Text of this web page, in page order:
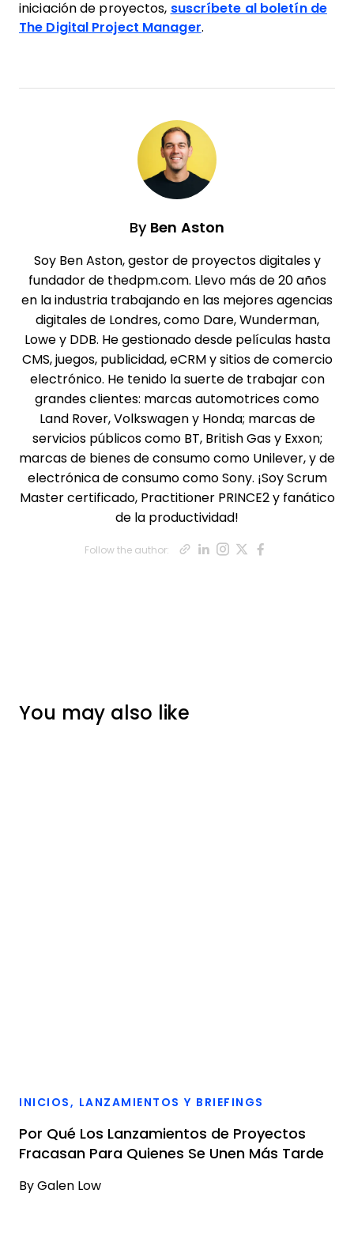
iniciación de proyectos, suscríbete al boletín de
The Digital Project Manager.
By Ben Aston
Soy Ben Aston, gestor de proyectos digitales y
fundador de thedpm.com. Llevo más de 20 años
en la industria trabajando en las mejores agencias
digitales de Londres, como Dare, Wunderman,
Lowe y DDB. He gestionado desde películas hasta
CMS, juegos, publicidad, eCRM y sitios de comercio
electrónico. He tenido la suerte de trabajar con
grandes clientes: marcas automotrices como
Land Rover, Volkswagen y Honda; marcas de
servicios públicos como BT, British Gas y Exxon;
marcas de bienes de consumo como Unilever, y de
electrónica de consumo como Sony. ¡Soy Scrum
Master certificado, Practitioner PRINCE2 y fanático
de la productividad!
Follow the author: Opens new
Opens new
Opens new
Opens
You may also like
INICIOS, LANZAMIENTOS Y BRIEFINGS
Por Qué Los Lanzamientos de Proyectos
Fracasan Para Quienes Se Unen Más Tarde
By Galen Low